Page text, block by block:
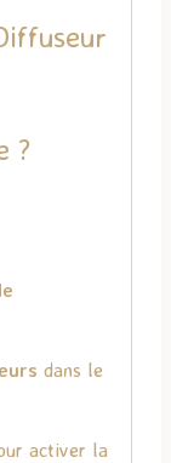
?
dans le
activer la